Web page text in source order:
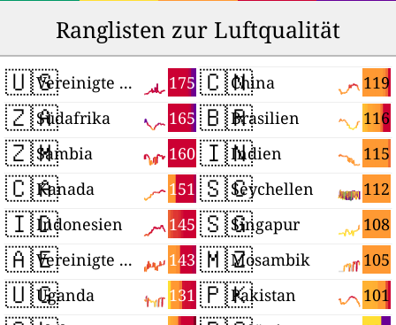
Ranglisten zur Luftqualität
🇺🇸 175
Vereinigte Staaten
🇿🇦 165
Südafrika
🇿🇲 160
Sambia
🇨🇦 151
Kanada
🇮🇩 145
Indonesien
🇦🇪 143
Vereinigte Arabische Emirate
🇺🇬 131
Uganda
🇨🇳 119
China
🇧🇷 116
Brasilien
🇮🇳 115
Indien
🇸🇨 112
Seychellen
🇸🇬 108
Singapur
🇲🇿 105
Mosambik
🇵🇰 101
Pakistan